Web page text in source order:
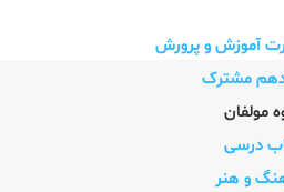
آموزش و پرورش
مشترک
مولفان
درسی
و هنر